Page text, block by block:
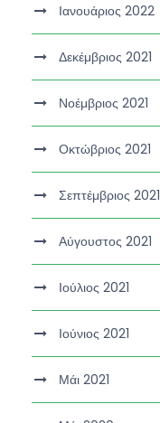
Ιανουάριος 2022
Δεκέμβριος 2021
Νοέμβριος 2021
Οκτώβριος 2021
Σεπτέμβριος 2021
Αύγουστος 2021
Ιούλιος 2021
Ιούνιος 2021
Μάι 2021